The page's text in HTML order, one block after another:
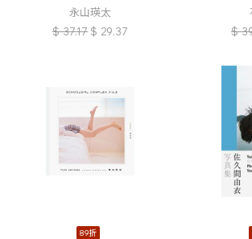
永山瑛太
$ 37.17 $ 29.37
$
89折